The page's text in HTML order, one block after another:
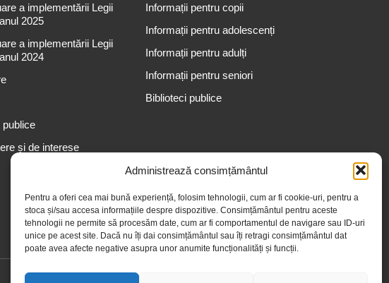
Administrează consimțământul
Pentru a oferi cea mai bună experiență, folosim tehnologii, cum ar fi cookie-uri, pentru a
stoca și/sau accesa informațiile despre dispozitive. Consimțământul pentru aceste
tehnologii ne permite să procesăm date, cum ar fi comportamentul de navigare sau ID-uri
unice pe acest site. Dacă nu îți dai consimțământul sau îți retragi consimțământul dat
poate avea afecte negative asupra unor anumite funcționalități și funcții.
a implementării Legii
2025
a implementării Legii
2024
publice
și de interese
Informații pentru copii
Informații pentru adolescenți
Informații pentru adulți
Informații pentru seniori
Biblioteci publice